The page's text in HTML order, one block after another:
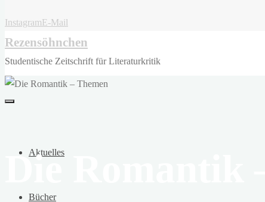
InstagramE-Mail
Rezensöhnchen
Studentische Zeitschrift für Literaturkritik
Aktuelles
Bücher
Die Romantik